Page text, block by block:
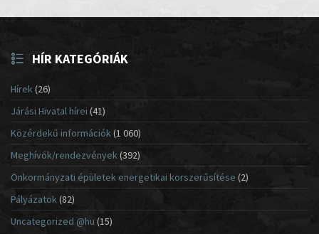
HÍR KATEGÓRIÁK
Hírek(26)
Járási Hivatal hírei (41)
Közérdekű információk(1 060)
Meghívók/rendezvények (392)
Önkormányzati épületek energetikai korszerűsítése (2)
Pályázatok (82)
Uncategorized @hu (15)